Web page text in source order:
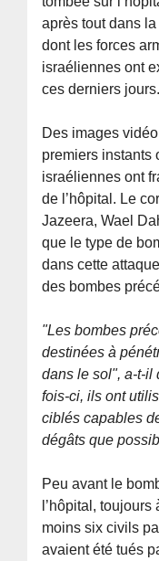
après tout dans
dont les forces
israéliennes ont
ces derniers jours.
Des images
premiers instants
israéliennes ont
de l’hôpital. Le
Jazeera, Wael
que le type de
dans cette
des bombes
"Les bombes
destinées à
dans le sol", a-t-il
fois-ci, ils ont
ciblés capables
dégâts que
Peu avant le
l’hôpital, toujours
moins six civils
avaient été tués